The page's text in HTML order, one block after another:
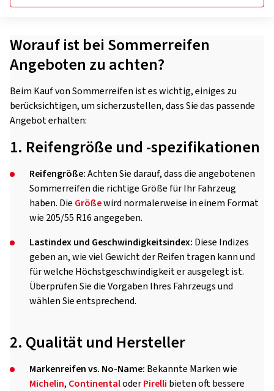
Worauf ist bei Sommerreifen
Angeboten zu achten?
Beim Kauf von Sommerreifen ist es wichtig, einiges zu
berücksichtigen, um sicherzustellen, dass Sie das passende
Angebot erhalten:
1. Reifengröße und -spezifikationen
Reifengröße:Achten Sie darauf, dass die angebotenen
Sommerreifen die richtige Größe für Ihr Fahrzeug
haben. Die Größewird normalerweise in einem Format
wie 205/55 R16 angegeben.
Lastindex und Geschwindigkeitsindex: Diese Indizes
geben an, wie viel Gewicht der Reifen tragen kann und
für welche Höchstgeschwindigkeit er ausgelegt ist.
Überprüfen Sie die Vorgaben Ihres Fahrzeugs und
wählen Sie entsprechend.
2. Qualität und Hersteller
Markenreifen vs. No-Name: Bekannte Marken wie
Michelin, ContinentaloderPirelli bieten oft bessere